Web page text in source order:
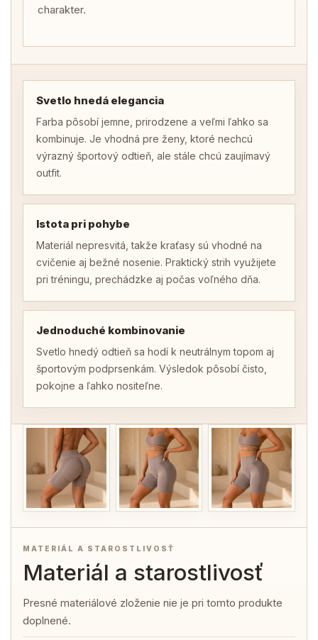
charakter.
Svetlo hnedá elegancia
Farba pôsobí jemne, prirodzene a veľmi ľahko sa
kombinuje. Je vhodná pre ženy, ktoré nechcú
výrazný športový odtieň, ale stále chcú zaujímavý
outfit.
Istota pri pohybe
Materiál nepresvitá, takže kraťasy sú vhodné na
cvičenie aj bežné nosenie. Praktický strih využijete
pri tréningu, prechádzke aj počas voľného dňa.
Jednoduché kombinovanie
Svetlo hnedý odtieň sa hodí k neutrálnym topom aj
športovým podprsenkám. Výsledok pôsobí čisto,
pokojne a ľahko nositeľne.
MATERIÁL A STAROSTLIVOSŤ
Materiál a starostlivosť
Presné materiálové zloženie nie je pri tomto produkte
doplnené.